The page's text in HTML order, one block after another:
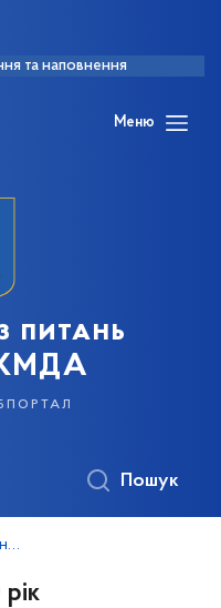
та наповнення
Меню
питань
КМДА
Пошук
Інформація про роботу зі зверненнями громадян